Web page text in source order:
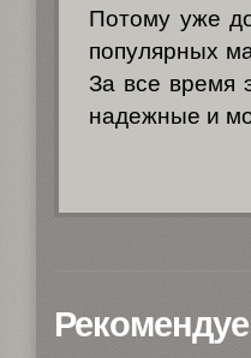
Потому уже
популярных
За все время
надежные и